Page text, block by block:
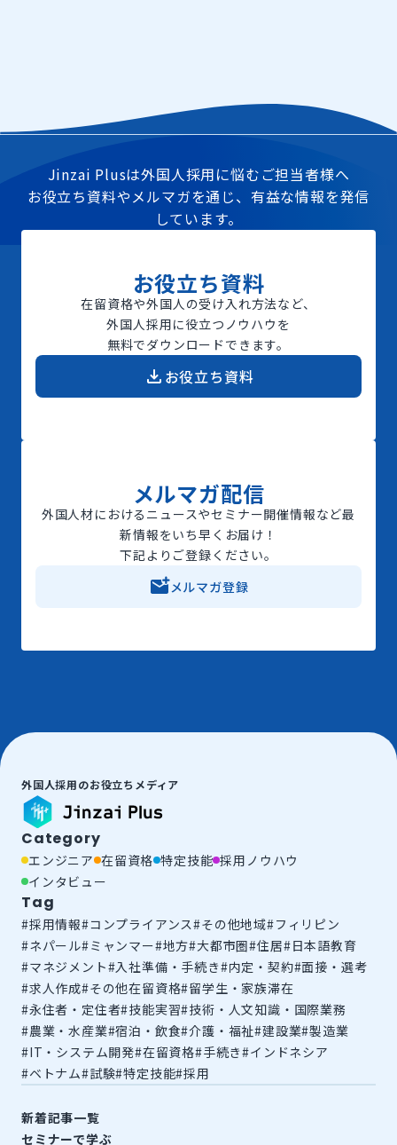
Jinzai Plusは外国人採用に悩むご担当者様へ
お役立ち資料やメルマガを通じ、有益な情報を発信
しています。
お役立ち資料
在留資格や外国人の受け入れ方法など、
外国人採用に役立つノウハウを
無料でダウンロードできます。
お役立ち資料
メルマガ配信
外国人材におけるニュースやセミナー開催情報など最
新情報をいち早くお届け！
下記よりご登録ください。
メルマガ登録
外国人採用のお役立ちメディア
Category
エンジニア 在留資格 特定技能 採用ノウハウ
インタビュー
Tag
#採用情報#コンプライアンス#その他地域#フィリピン
#ネパール#ミャンマー#地方#大都市圏#住居#日本語教育
#マネジメント#入社準備・手続き#内定・契約#面接・選考
#求人作成#その他在留資格#留学生・家族滞在
#永住者・定住者#技能実習#技術・人文知識・国際業務
#農業・水産業#宿泊・飲食#介護・福祉#建設業#製造業
#IT・システム開発#在留資格#手続き#インドネシア
#ベトナム#試験#特定技能#採用
新着記事一覧
セミナーで学ぶ